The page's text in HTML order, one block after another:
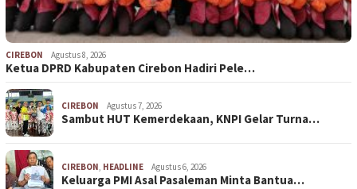
CIREBON Agustus 8, 2026
Ketua DPRD Kabupaten Cirebon Hadiri Pele…
CIREBON Agustus 7, 2026
Sambut HUT Kemerdekaan, KNPI Gelar Turna…
CIREBON, HEADLINE Agustus 6, 2026
Keluarga PMI Asal Pasaleman Minta Bantua…